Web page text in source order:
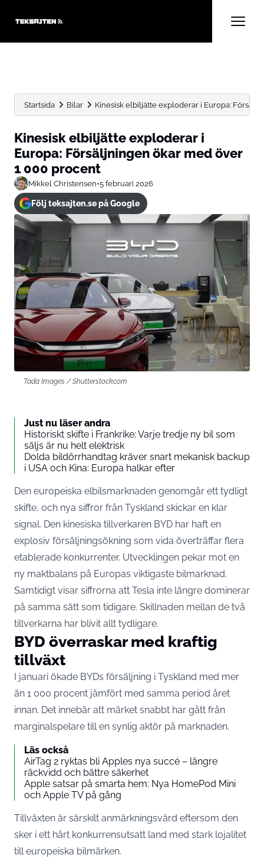
Startsida Bilar Kinesisk elbiljätte exploderar i Europa:
Kinesisk elbiljätte exploderar i
Europa: Försäljningen ökar med över
1 000 procent
Mikkel Christensen•5 februari 2026
Följ teksajten.se på Google
Tada Images / Shutterstock.com
Just nu läser andra
Historiskt skifte i Frankrike: Varje tredje ny bil som
säljs är nu helt elektrisk
Dolda bildörrhandtag kräver snart mekanisk backup
i USA och Kina: Europa halkar efter
Den europeiska elbilsmarknaden genomgår ett tydligt
skifte, och nya siffror från Tyskland skickar en klar
signal. Den kinesiska tillverkaren BYD har haft en
explosiv försäljningsökning som vida överträffar flera
etablerade konkurrenter. Utvecklingen pekar mot en
ny maktbalans på Europas viktigaste bilmarknad.
Samtidigt visar siffrorna att Tesla inte längre dominerar
på samma sätt som tidigare. Skillnaden mellan de två
tillverkarna har blivit allt tydligare.
BYD överraskar med kraftig
tillväxt
I januari ökade BYDs försäljning i Tyskland med mer
än 1 000 procent jämfört med samma period året
innan. Det innebär att märket snabbt har gått från
marginalspelare till en synlig aktör på marknaden.
Läs också
AirTag 2 ryktas bli Apples nya succé – längre
räckvidd och bättre säkerhet
Apple satsar på smarta hem: Nya HomePod Mini
och Apple TV på gång
Tillväxten är särskilt anmärkningsvärd eftersom den
sker i ett hårt konkurrensutsatt land med stark lojalitet
till europeiska bilmärken.